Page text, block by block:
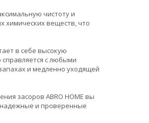
чистоту и
химических веществ, что
в себе высокую
с любыми
и медленно уходящей
засоров ABRO HOME вы
надежные и проверенные